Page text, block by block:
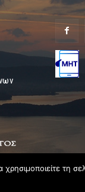
τη